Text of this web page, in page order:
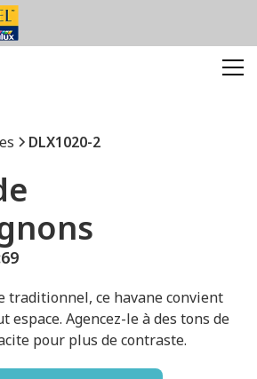
DLX1020-2
69
traditionnel, ce havane convient
espace. Agencez-le à des tons de
pour plus de contraste.